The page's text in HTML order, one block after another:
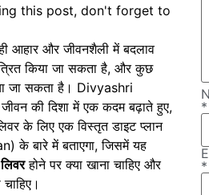
this post, don't forget to
आहार और जीवनशैली में बदलाव
किया जा सकता है, और कुछ
जा सकता है। Divyashri
की दिशा में एक कदम बढ़ाते हुए,
के लिए एक विस्तृत डाइट प्लान
के बारे में बताएगा, जिसमें यह
होने पर क्या खाना चाहिए और
*
*